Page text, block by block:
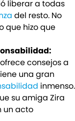
liberar a todas
del resto. No
que hizo que
consejos a
una gran
inmenso.
su amiga Zira
un acto